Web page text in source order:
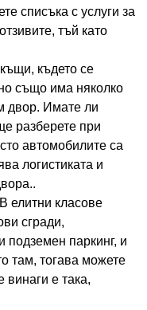
списъка с услуги за
тъй като
където се
също има няколко
двор. Имате ли
разберете при
автомобилите са
логистиката и
елитни класове
сгради,
паркинг, и
там, тогава можете
винаги е така,